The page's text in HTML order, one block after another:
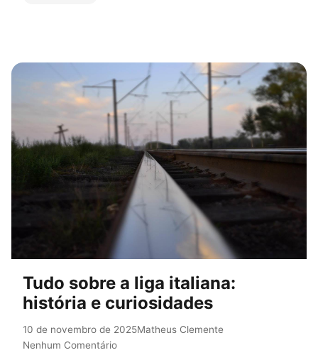
Tudo sobre a liga italiana:
história e curiosidades
10 de novembro de 2025Matheus Clemente
Nenhum Comentário